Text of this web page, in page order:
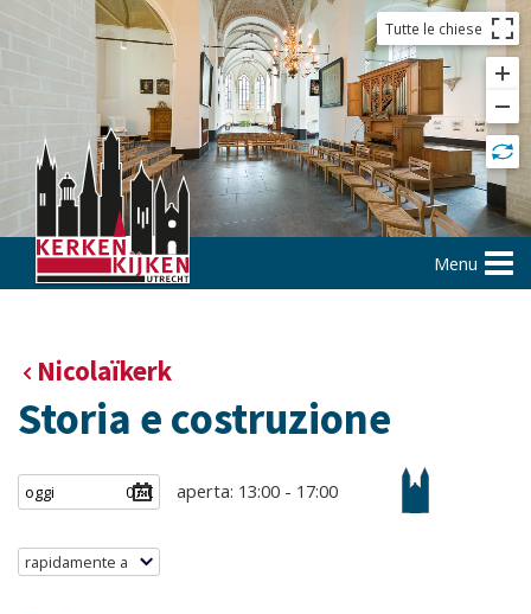
Tutte le chiese
Menu
Nicolaïkerk
Storia e costruzione
aperta: 13:00 - 17:00
rapidamente a